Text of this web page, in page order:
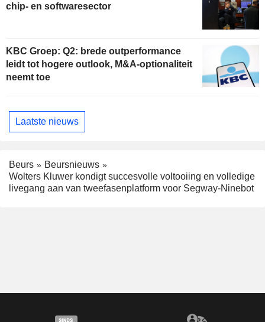
chip- en softwaresector
KBC Groep: Q2: brede outperformance
leidt tot hogere outlook, M&A-optionaliteit
neemt toe
Laatste nieuws
Beurs
Beursnieuws
Wolters Kluwer kondigt succesvolle voltooiing en volledige
livegang aan van tweefasenplatform voor Segway-Ninebot